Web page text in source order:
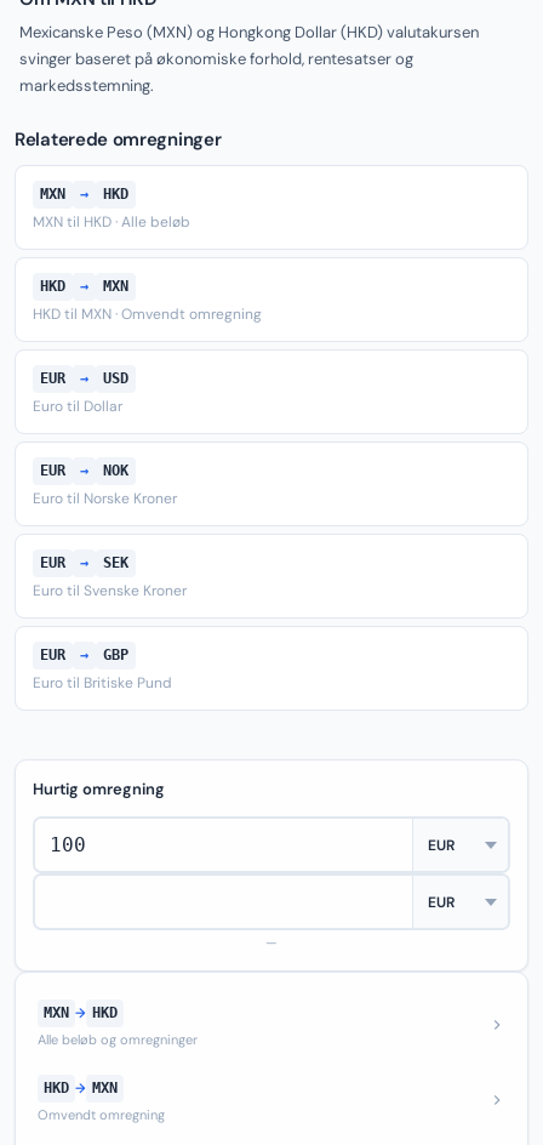
Mexicanske Peso (MXN) og Hongkong Dollar (HKD) valutakursen
svinger baseret på økonomiske forhold, rentesatser og
markedsstemning.
Relaterede omregninger
MXN → HKD
MXN til HKD · Alle beløb
HKD → MXN
HKD til MXN · Omvendt omregning
EUR → USD
Euro til Dollar
EUR → NOK
Euro til Norske Kroner
EUR → SEK
Euro til Svenske Kroner
EUR → GBP
Euro til Britiske Pund
Hurtig omregning
—
MXN → HKD
Alle beløb og omregninger
HKD → MXN
Omvendt omregning